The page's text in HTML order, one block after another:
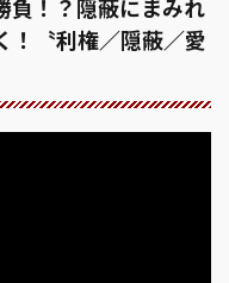
負！？隠蔽にまみれ
！〝利権／隠蔽／愛